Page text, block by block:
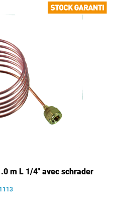
m L 1/4" avec schrader